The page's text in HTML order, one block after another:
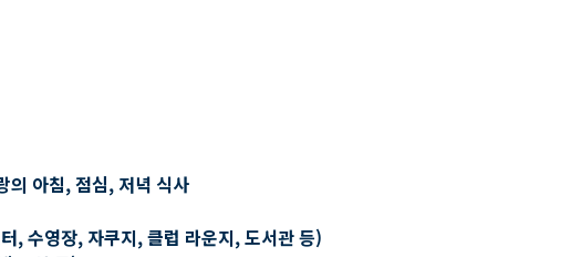
의 아침, 점심, 저녁 식사
, 수영장, 자쿠지, 클럽 라운지, 도서관 등)